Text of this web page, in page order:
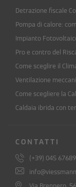
Detrazione fiscale
Pompa di calore:
Impianto
Pro e contro del
Come sceglire il
Ventilazione
Come scegliere la
Caldaia ibrida con
CONTATTI
(+39) 045